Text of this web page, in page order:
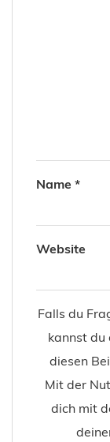
Name *
Website
Falls du
kannst du
diesen
Mit der
dich mit